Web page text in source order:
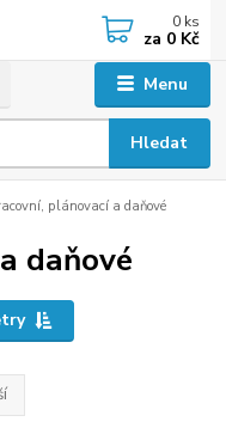
Menu
Hledat
0 ks
za 0 Kč
plánovací a daňové
daňové